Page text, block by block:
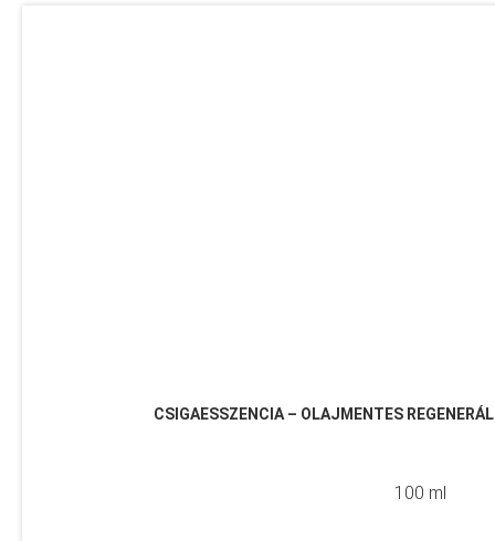
CSIGAESSZENCIA – OLAJMENTES
100 ml